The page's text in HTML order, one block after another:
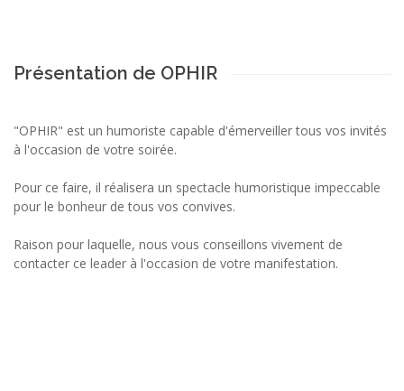
Présentation de OPHIR
"OPHIR" est un humoriste capable d'émerveiller tous vos invités
à l'occasion de votre soirée.
Pour ce faire, il réalisera un spectacle humoristique impeccable
pour le bonheur de tous vos convives.
Raison pour laquelle, nous vous conseillons vivement de
contacter ce leader à l'occasion de votre manifestation.